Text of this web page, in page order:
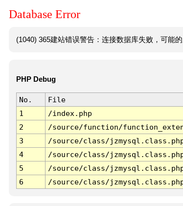
Database Error
(1040) 365建站错误警告：连接数据库失败，可能
PHP Debug
No. File
1
/index.php
2
/source/function/
3
/source/class/
4
/source/class/
5
/source/class/
6
/source/class/